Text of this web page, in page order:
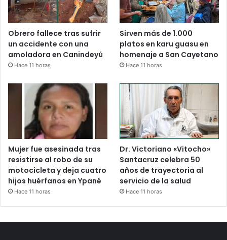
Obrero fallece tras sufrir
un accidente con una
amoladora en Canindeyú
Hace 11 horas
Sirven más de 1.000
platos en karu guasu en
homenaje a San Cayetano
Hace 11 horas
Mujer fue asesinada tras
resistirse al robo de su
motocicleta y deja cuatro
hijos huérfanos en Ypané
Hace 11 horas
Dr. Victoriano «Vitocho»
Santacruz celebra 50
años de trayectoria al
servicio de la salud
Hace 11 horas